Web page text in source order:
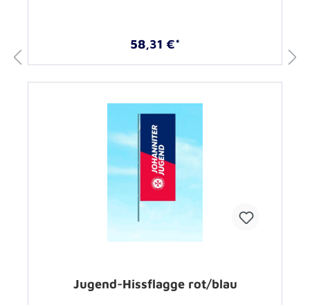
58,31 €*
Jugend-Hissflagge rot/blau